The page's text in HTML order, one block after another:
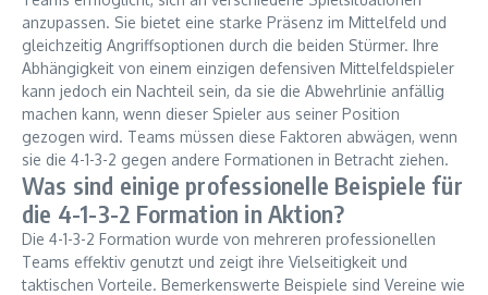
anzupassen. Sie bietet eine starke Präsenz im Mittelfeld und
gleichzeitig Angriffsoptionen durch die beiden Stürmer. Ihre
Abhängigkeit von einem einzigen defensiven Mittelfeldspieler
kann jedoch ein Nachteil sein, da sie die Abwehrlinie anfällig
machen kann, wenn dieser Spieler aus seiner Position
gezogen wird. Teams müssen diese Faktoren abwägen, wenn
sie die 4-1-3-2 gegen andere Formationen in Betracht ziehen.
Was sind einige professionelle Beispiele für
die 4-1-3-2 Formation in Aktion?
Die 4-1-3-2 Formation wurde von mehreren professionellen
Teams effektiv genutzt und zeigt ihre Vielseitigkeit und
taktischen Vorteile. Bemerkenswerte Beispiele sind Vereine wie